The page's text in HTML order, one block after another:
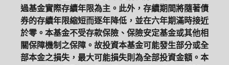
過基金實際存續年限為主。此外，存續期間將隨著債
券的存續年限縮短而逐年降低，並在六年期滿時接近
於零。本基金不受存款保險、保險安定基金或其他相
關保障機制之保障。故投資本基金可能發生部分或全
部本金之損失，最大可能損失則為全部投資金額。本